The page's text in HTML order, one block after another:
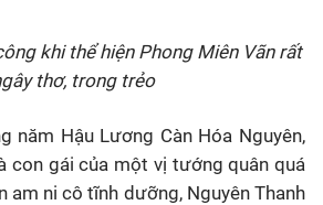
khi thể hiện Phong Miên Vãn rất
thơ, trong trẻo
năm Hậu Lương Càn Hóa Nguyên,
con gái của một vị tướng quân quá
am ni cô tĩnh dưỡng, Nguyên Thanh